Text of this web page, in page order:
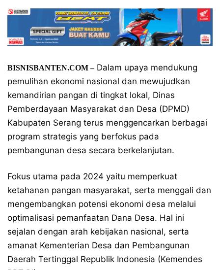
BISNISBANTEN.COM –Dalam upaya mendukung
pemulihan ekonomi nasional dan mewujudkan
kemandirian pangan di tingkat lokal, Dinas
Pemberdayaan Masyarakat dan Desa (DPMD)
Kabupaten Serang terus menggencarkan berbagai
program strategis yang berfokus pada
pembangunan desa secara berkelanjutan.
Fokus utama pada 2024 yaitu memperkuat
ketahanan pangan masyarakat, serta menggali dan
mengembangkan potensi ekonomi desa melalui
optimalisasi pemanfaatan Dana Desa. Hal ini
sejalan dengan arah kebijakan nasional, serta
amanat Kementerian Desa dan Pembangunan
Daerah Tertinggal Republik Indonesia (Kemendes